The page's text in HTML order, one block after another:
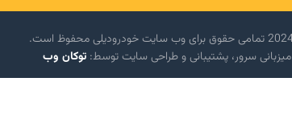
میزبانی سرور، پشتیبانی و طراحی سایت توسط: توکان وب